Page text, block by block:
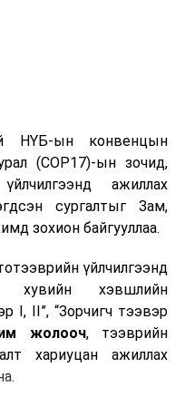
НҮБ-ын конвенцын
(COP17)-ын зочид,
ажиллах
сургалтыг Зам,
зохион байгууллаа.
үйлчилгээнд
хувийн хэвшлийн
I, II”, “Зорчигч тээвэр
жолооч, тээврийн
хариуцан ажиллах